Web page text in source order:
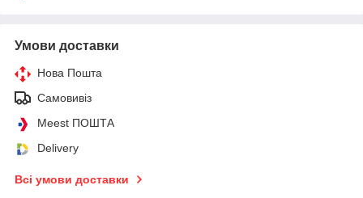
Умови доставки
Нова Пошта
Самовивіз
Meest ПОШТА
Delivery
Всі умови доставки